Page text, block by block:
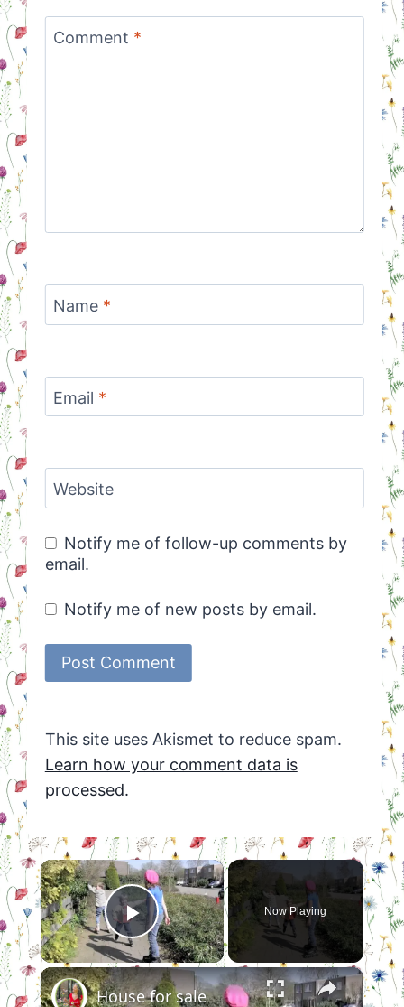
Comment *
Name *
Email *
Website
Notify me of follow-up comments by
email.
Notify me of new posts by email.
This site uses Akismet to reduce spam.
Learn how your comment data is
processed.
×
Play Video
Now Playing
×
House for sale